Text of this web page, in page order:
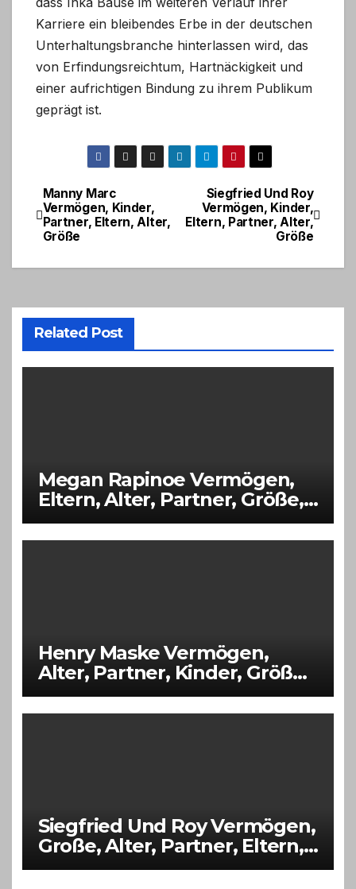
Karriere ein bleibendes Erbe in der deutschen
Unterhaltungsbranche hinterlassen wird, das
von Erfindungsreichtum, Hartnäckigkeit und
einer aufrichtigen Bindung zu ihrem Publikum
geprägt ist.
Post
navigation
Siegfried Und Roy
Vermögen, Kinder,
Eltern, Partner, Alter,
Größe
Manny Marc
Vermögen, Kinder,
Partner, Eltern, Alter,
Größe
Related Post
Megan Rapinoe Vermögen,
Eltern, Alter, Partner, Größe,
Kinder
Henry Maske Vermögen,
Alter, Partner, Kinder, Größe,
Eltern
Siegfried Und Roy Vermögen,
Große, Alter, Partner, Eltern,
Kinder